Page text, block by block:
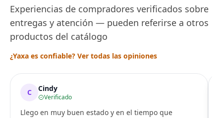
Experiencias de compradores verificados sobre
entregas y atención — pueden referirse a otros
productos del catálogo
¿Yaxa es confiable? Ver todas las opiniones
C Cindy
Verificado
Llego en muy buen estado y en el tiempo que